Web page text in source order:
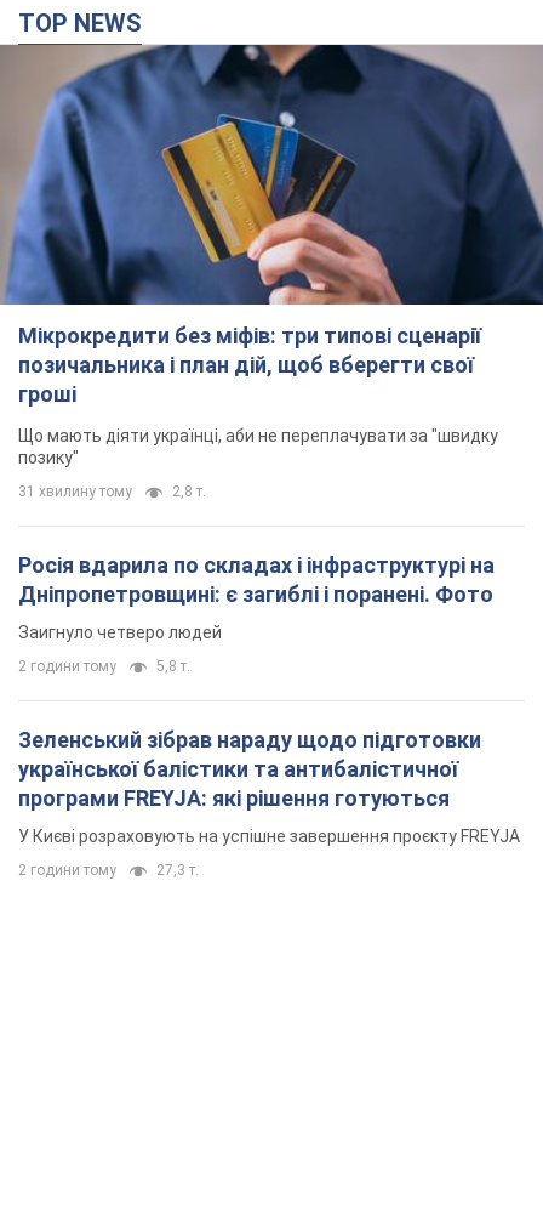
TOP NEWS
Мікрокредити без міфів: три типові сценарії
позичальника і план дій, щоб вберегти свої
гроші
Що мають діяти українці, аби не переплачувати за "швидку
позику"
31 хвилину тому 2,8 т.
Росія вдарила по складах і інфраструктурі на
Дніпропетровщині: є загиблі і поранені. Фото
Заигнуло четверо людей
2 години тому 5,8 т.
Зеленський зібрав нараду щодо підготовки
української балістики та антибалістичної
програми FREYJA: які рішення готуються
У Києві розраховують на успішне завершення проєкту FREYJA
2 години тому 27,3 т.